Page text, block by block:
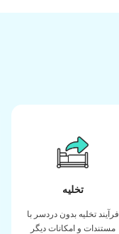
تخلیه
فرآیند تخلیه بدون دردسر با
مستندات و امکانات دیگر